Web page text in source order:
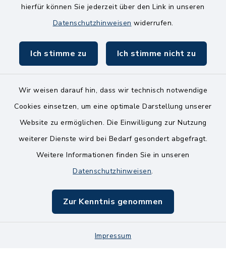
hierfür können Sie jederzeit über den Link in unseren
Datenschutzhinweisen widerrufen.
Ich stimme zu Ich stimme nicht zu
Wir weisen darauf hin, dass wir technisch notwendige
Cookies einsetzen, um eine optimale Darstellung unserer
Website zu ermöglichen. Die Einwilligung zur Nutzung
weiterer Dienste wird bei Bedarf gesondert abgefragt.
Weitere Informationen finden Sie in unseren
Datenschutzhinweisen.
Zur Kenntnis genommen
Impressum
Freitag
8.00-11.00 Uhr
Kontakt
Barrierefreiheit
Sitemap